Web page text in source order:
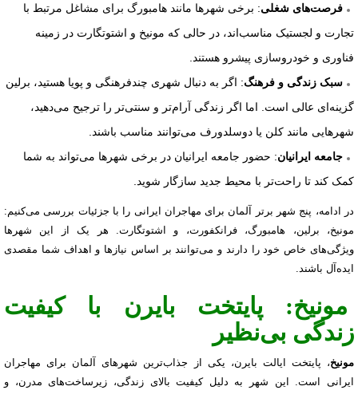
فرصت‌های شغلی: برخی شهرها مانند هامبورگ برای مشاغل مرتبط با
تجارت و لجستیک مناسب‌اند، در حالی که مونیخ و اشتوتگارت در زمینه
فناوری و خودروسازی پیشرو هستند.
سبک زندگی و فرهنگ: اگر به دنبال شهری چندفرهنگی و پویا هستید، برلین
گزینه‌ای عالی است. اما اگر زندگی آرام‌تر و سنتی‌تر را ترجیح می‌دهید،
شهرهایی مانند کلن یا دوسلدورف می‌توانند مناسب باشند.
جامعه ایرانیان: حضور جامعه ایرانیان در برخی شهرها می‌تواند به شما
کمک کند تا راحت‌تر با محیط جدید سازگار شوید.
در ادامه، پنج شهر برتر آلمان برای مهاجران ایرانی را با جزئیات بررسی می‌کنیم:
مونیخ، برلین، هامبورگ، فرانکفورت، و اشتوتگارت. هر یک از این شهرها
ویژگی‌های خاص خود را دارند و می‌توانند بر اساس نیازها و اهداف شما مقصدی
ایده‌آل باشند.
مونیخ: پایتخت بایرن با کیفیت
زندگی بی‌نظیر
مونیخ، پایتخت ایالت بایرن، یکی از جذاب‌ترین شهرهای آلمان برای مهاجران
ایرانی است. این شهر به دلیل کیفیت بالای زندگی، زیرساخت‌های مدرن، و